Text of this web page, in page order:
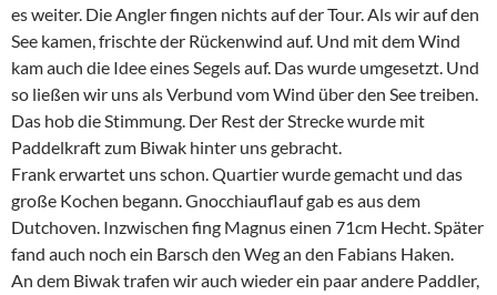
es weiter. Die Angler fingen nichts auf der Tour. Als wir auf den
See kamen, frischte der Rückenwind auf. Und mit dem Wind
kam auch die Idee eines Segels auf. Das wurde umgesetzt. Und
so ließen wir uns als Verbund vom Wind über den See treiben.
Das hob die Stimmung. Der Rest der Strecke wurde mit
Paddelkraft zum Biwak hinter uns gebracht.
Frank erwartet uns schon. Quartier wurde gemacht und das
große Kochen begann. Gnocchiauflauf gab es aus dem
Dutchoven. Inzwischen fing Magnus einen 71cm Hecht. Später
fand auch noch ein Barsch den Weg an den Fabians Haken.
An dem Biwak trafen wir auch wieder ein paar andere Paddler,